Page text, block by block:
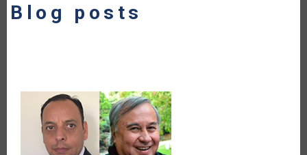
AYUDA
NAVEGACIÓN
Blog posts